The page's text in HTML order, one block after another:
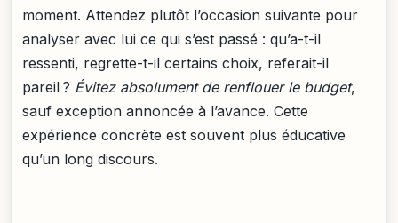
moment. Attendez plutôt l’occasion suivante pour
analyser avec lui ce qui s’est passé : qu’a-t-il
ressenti, regrette-t-il certains choix, referait-il
pareil ? Évitez absolument de renflouer le budget,
sauf exception annoncée à l’avance. Cette
expérience concrète est souvent plus éducative
qu’un long discours.